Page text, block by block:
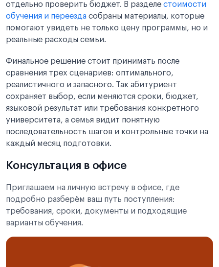
отдельно проверить бюджет. В разделе стоимости
обучения и переезда собраны материалы, которые
помогают увидеть не только цену программы, но и
реальные расходы семьи.
Финальное решение стоит принимать после
сравнения трех сценариев: оптимального,
реалистичного и запасного. Так абитуриент
сохраняет выбор, если меняются сроки, бюджет,
языковой результат или требования конкретного
университета, а семья видит понятную
последовательность шагов и контрольные точки на
каждый месяц подготовки.
Консультация в офисе
Приглашаем на личную встречу в офисе, где
подробно разберём ваш путь поступления:
требования, сроки, документы и подходящие
варианты обучения.